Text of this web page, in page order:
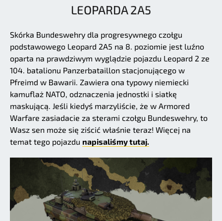
LEOPARDA 2A5
Skórka Bundeswehry dla progresywnego czołgu
podstawowego Leopard 2A5 na 8. poziomie jest luźno
oparta na prawdziwym wyglądzie pojazdu Leopard 2 ze
104. batalionu Panzerbataillon stacjonującego w
Pfreimd w Bawarii. Zawiera ona typowy niemiecki
kamuflaż NATO, odznaczenia jednostki i siatkę
maskującą. Jeśli kiedyś marzyliście, że w Armored
Warfare zasiadacie za sterami czołgu Bundeswehry, to
Wasz sen może się ziścić właśnie teraz! Więcej na
temat tego pojazdu napisaliśmy tutaj.